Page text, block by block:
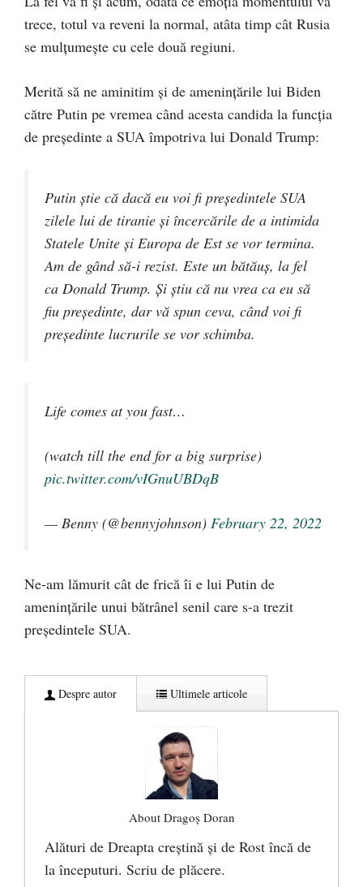
trece, totul va reveni la normal, atâta timp cât Rusia
se mulțumește cu cele două regiuni.
Merită să ne aminitim și de amenințările lui Biden
către Putin pe vremea când acesta candida la funcția
de președinte a SUA împotriva lui Donald Trump:
Putin știe că dacă eu voi fi președintele SUA
zilele lui de tiranie și încercările de a intimida
Statele Unite și Europa de Est se vor termina.
Am de gând să-i rezist. Este un bătăuș, la fel
ca Donald Trump. Și știu că nu vrea ca eu să
fiu președinte, dar vă spun ceva, când voi fi
președinte lucrurile se vor schimba.
Life comes at you fast…
(watch till the end for a big surprise)
pic.twitter.com/vIGnuUBDqB
— Benny (@bennyjohnson) February 22, 2022
Ne-am lămurit cât de frică îi e lui Putin de
amenințările unui bătrânel senil care s-a trezit
președintele SUA.
Despre autor Ultimele articole
About Dragoș Doran
Alături de Dreapta creștină și de Rost încă de
la începuturi. Scriu de plăcere.